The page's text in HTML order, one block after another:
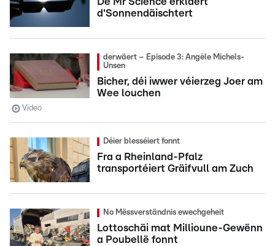
d'Sonnendäischtert
derwäert – Episode 3: Angèle Michels-
Unsen
Bicher, déi iwwer véierzeg Joer am
Wee louchen
Video
Déier blesséiert fonnt
Fra a Rheinland-Pfalz
transportéiert Gräifvull am Zuch
No Mëssverständnis ewechgeheit
Lottoschäi mat Millioune-Gewënn
a Poubellë fonnt